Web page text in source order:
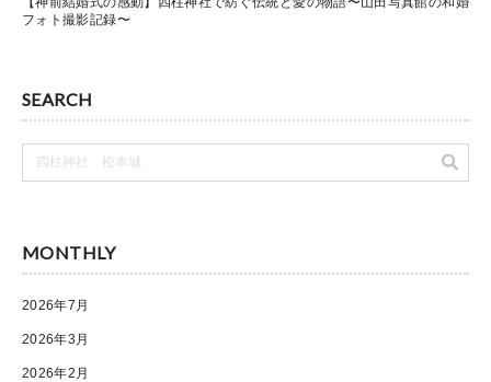
フォト撮影記録〜
SEARCH
MONTHLY
2026年7月
2026年3月
2026年2月